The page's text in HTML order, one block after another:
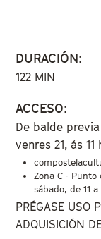
DURACIÓN:
122 MIN
ACCESO:
De balde
venres 21, ás 11
Zona C ·
sábado, de 11
PRÉGASE USO
ADQUISICIÓN